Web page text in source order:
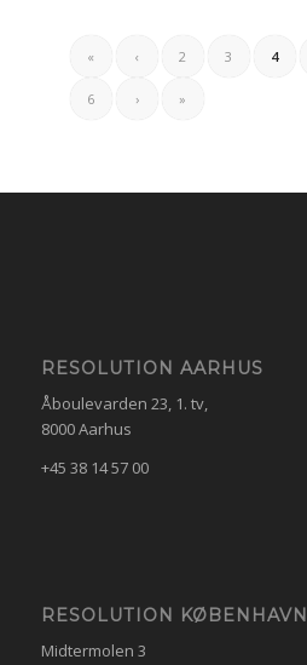
« ‹ 2 3 4
6 › »
RESOLUTION AARHUS
Åboulevarden 23, 1. tv,
8000 Aarhus
+45 38 14 57 00
RESOLUTION KØBENHAVN
Midtermolen 3